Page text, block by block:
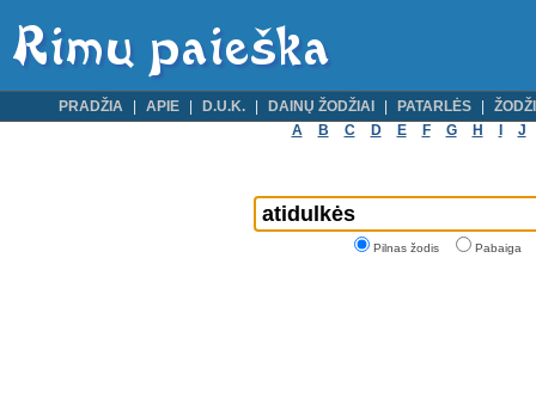
PRADŽIA APIE D.U.K. DAINŲ ŽODŽIAI PATARLĖS
A
B C D E F G H J
Pilnas žodis Pabaiga